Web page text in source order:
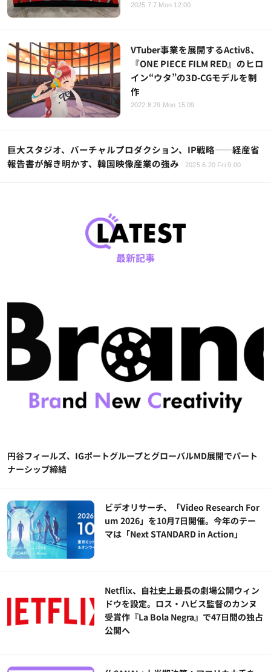
2025.7.7 Mon 12:00
VTuber事業を展開するActiv8、
『ONE PIECE FILM RED』のヒロ
イン“ウタ”の3D-CGモデルを制
作
2022.8.29 Mon 15:09
巨大スタジオ、バーチャルプロダクション、IP戦略——経産省
報告書が解き明かす、韓国映像産業の強み
2025.6.20 Fri 9:00
最新記事
円谷フィールズ、IGポートグループとグローバルMD展開でパート
ナーシップ締結
ビデオリサーチ、「Video Research For
um 2026」を10月7日開催。今年のテー
マは「Next STANDARD in Action」
Netflix、自社史上最長の劇場公開ウィン
ドウを設定。ロス・ハビス監督のカンヌ
受賞作『La Bola Negra』で47日間の独占
公開へ